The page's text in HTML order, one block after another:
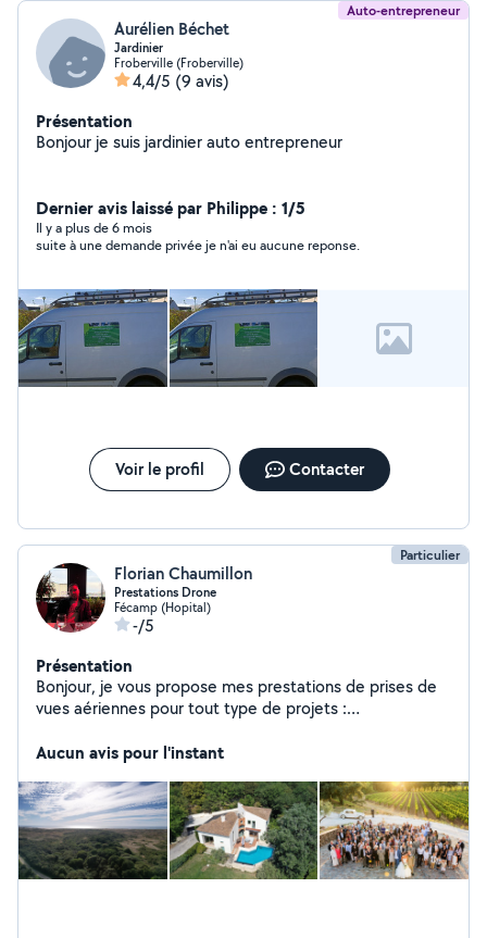
Auto-entrepreneur
Aurélien Béchet
Jardinier
Froberville (Froberville)
4,4/5 (9 avis)
Présentation
Bonjour je suis jardinier auto entrepreneur
Dernier avis laissé par Philippe : 1/5
Il y a plus de 6 mois
suite à une demande privée je n'ai eu aucune reponse.
Voir le profil Contacter
Particulier
Florian Chaumillon
Prestations Drone
Fécamp (Hopital)
-/5
Présentation
Bonjour, je vous propose mes prestations de prises de
vues aériennes pour tout type de projets :
que des montages vidéos.
Aucun avis pour l'instant